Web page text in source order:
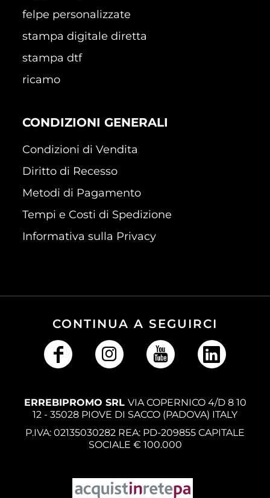
felpe personalizzate
stampa digitale diretta
stampa dtf
ricamo
CONDIZIONI GENERALI
Condizioni di Vendita
Diritto di Recesso
Metodi di Pagamento
Tempi e Costi di Spedizione
Informativa sulla Privacy
CONTINUA A SEGUIRCI
ERREBIPROMO SRL VIA COPERNICO 4/D 8 10
12 - 35028 PIOVE DI SACCO (PADOVA) ITALY
P.IVA: 02135030282 REA: PD-209855 CAPITALE
SOCIALE € 100.000